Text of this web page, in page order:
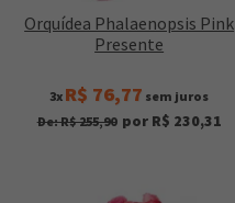
Orquídea Phalaenopsis Pink
Presente
3x R$ 76,77 sem juros
De: R$ 255,90 por R$ 230,31